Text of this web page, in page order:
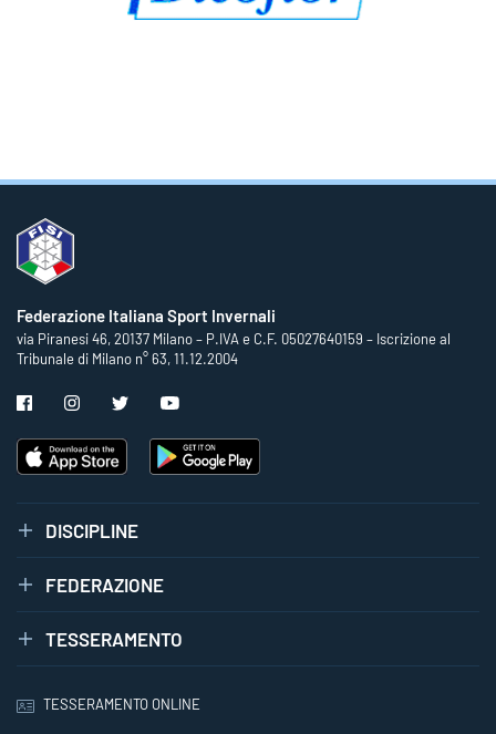
Federazione Italiana Sport Invernali
via Piranesi 46, 20137 Milano – P.IVA e C.F. 05027640159 – Iscrizione al
Tribunale di Milano n° 63, 11.12.2004
DISCIPLINE
FEDERAZIONE
TESSERAMENTO
TESSERAMENTO ONLINE